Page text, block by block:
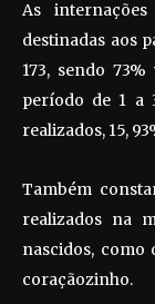
As
destinadas aos
173, sendo
período de 1 a
realizados, 15,
Também
realizados na
nascidos, como
coraçãozinho.